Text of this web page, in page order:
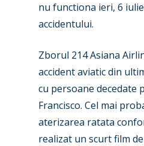
nu functiona ieri, 6
accidentului.
Zborul 214 ‎Asiana
accident aviatic din
cu persoane decedate
Francisco. Cel mai
aterizarea ratata
realizat un scurt film